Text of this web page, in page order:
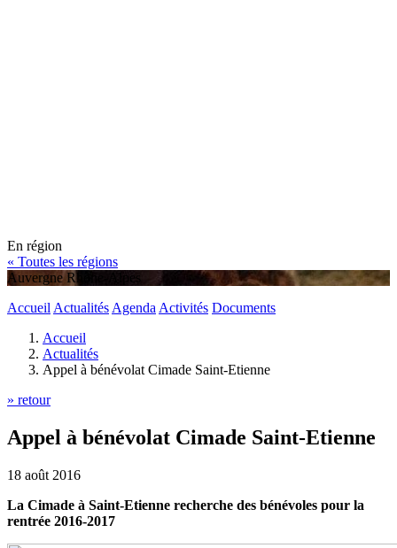
En région
« Toutes les régions
Auvergne Rhône-Alpes
Accueil Actualités Agenda Activités Documents
Accueil
Actualités
Appel à bénévolat Cimade Saint-Etienne
» retour
Appel à bénévolat Cimade Saint-Etienne
18 août 2016
La Cimade à Saint-Etienne recherche des bénévoles pour la
rentrée 2016-2017